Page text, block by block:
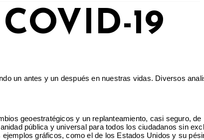
19
un antes y un después en nuestras vidas. Diversos
geoestratégicos y un replanteamiento, casi seguro, de
pública y universal para todos los ciudadanos sin
gráficos, como el de los Estados Unidos y su